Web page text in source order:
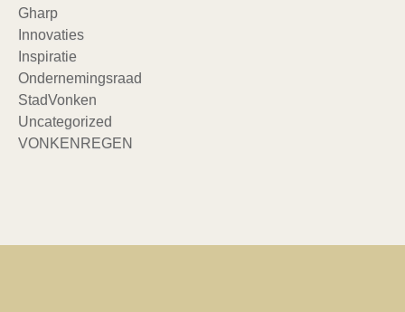
Gharp
Innovaties
Inspiratie
Ondernemingsraad
StadVonken
Uncategorized
VONKENREGEN